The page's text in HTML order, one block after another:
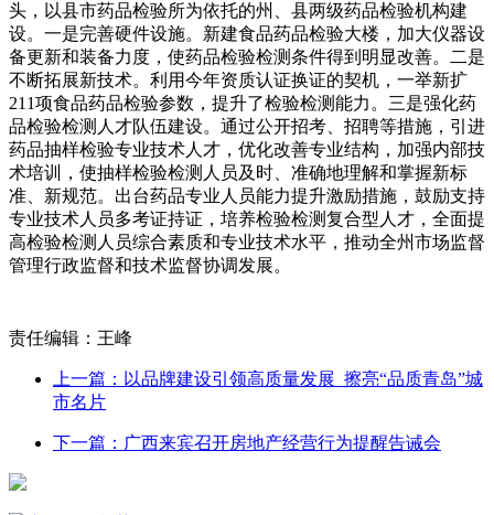
头，以县市药品检验所为依托的州、县两级药品检验机构建
设。一是完善硬件设施。新建食品药品检验大楼，加大仪器设
备更新和装备力度，使药品检验检测条件得到明显改善。二是
不断拓展新技术。利用今年资质认证换证的契机，一举新扩
211项食品药品检验参数，提升了检验检测能力。三是强化药
品检验检测人才队伍建设。通过公开招考、招聘等措施，引进
药品抽样检验专业技术人才，优化改善专业结构，加强内部技
术培训，使抽样检验检测人员及时、准确地理解和掌握新标
准、新规范。出台药品专业人员能力提升激励措施，鼓励支持
专业技术人员多考证持证，培养检验检测复合型人才，全面提
高检验检测人员综合素质和专业技术水平，推动全州市场监督
管理行政监督和技术监督协调发展。
责任编辑：王峰
上一篇：以品牌建设引领高质量发展 擦亮“品质青岛”城
市名片
下一篇：广西来宾召开房地产经营行为提醒告诫会